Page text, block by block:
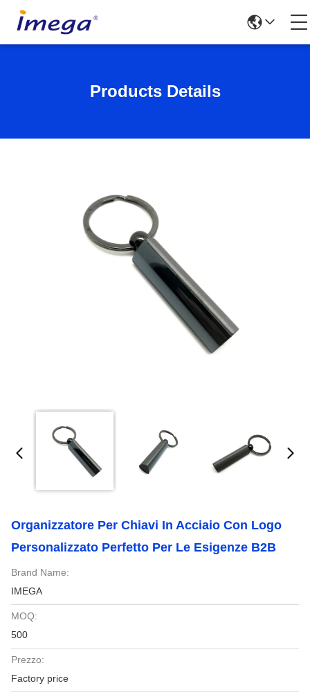
Products Details
Organizzatore Per Chiavi In Acciaio Con Logo
Personalizzato Perfetto Per Le Esigenze B2B
Brand Name:
IMEGA
MOQ:
500
Prezzo:
Factory price